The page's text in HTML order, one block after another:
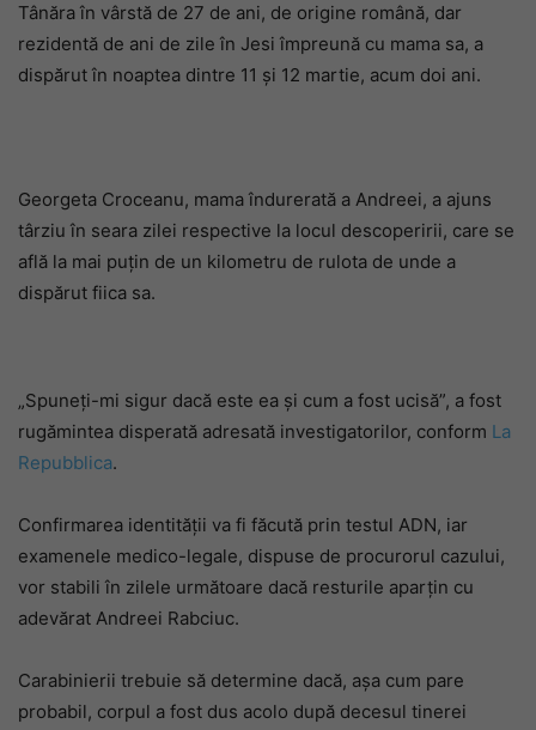
Tânăra în vârstă de 27 de ani, de origine română, dar
rezidentă de ani de zile în Jesi împreună cu mama sa, a
dispărut în noaptea dintre 11 și 12 martie, acum doi ani.
Georgeta Croceanu, mama îndurerată a Andreei, a ajuns
târziu în seara zilei respective la locul descoperirii, care se
află la mai puțin de un kilometru de rulota de unde a
dispărut fiica sa.
„Spuneți-mi sigur dacă este ea și cum a fost ucisă”, a fost
rugămintea disperată adresată investigatorilor, conform La
Repubblica.
Confirmarea identității va fi făcută prin testul ADN, iar
examenele medico-legale, dispuse de procurorul cazului,
vor stabili în zilele următoare dacă resturile aparțin cu
adevărat Andreei Rabciuc.
Carabinierii trebuie să determine dacă, așa cum pare
probabil, corpul a fost dus acolo după decesul tinerei